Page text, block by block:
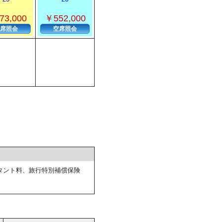
照会
￥552,000
空席照会
ント料、旅行特別補償保険